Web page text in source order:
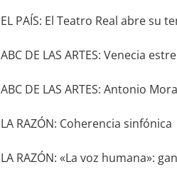
EL PAÍS: El Teatro Real abre su
ABC DE LAS ARTES: Venecia
ABC DE LAS ARTES: Antonio
LA RAZÓN: Coherencia sinfónica
LA RAZÓN: «La voz humana»: